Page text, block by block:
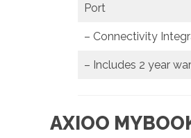
Port
– Connectivity
– Includes 2 year
AXIOO